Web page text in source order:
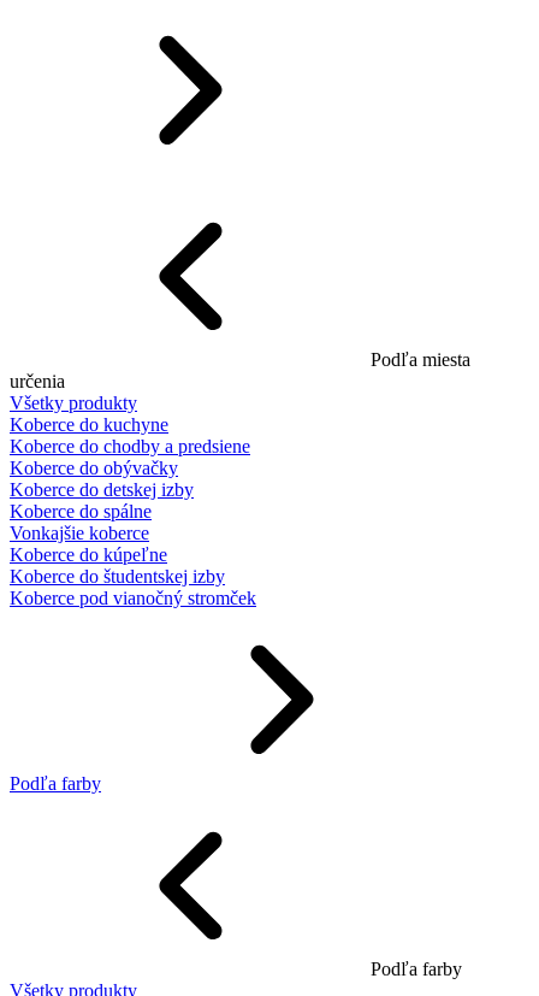
Podľa miesta
určenia
Všetky produkty
Koberce do kuchyne
Koberce do chodby a predsiene
Koberce do obývačky
Koberce do detskej izby
Koberce do spálne
Vonkajšie koberce
Koberce do kúpeľne
Koberce do študentskej izby
Koberce pod vianočný stromček
Podľa farby
Podľa farby
Všetky produkty